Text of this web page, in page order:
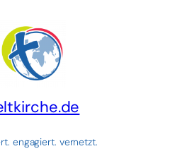
engagiert. vernetzt.